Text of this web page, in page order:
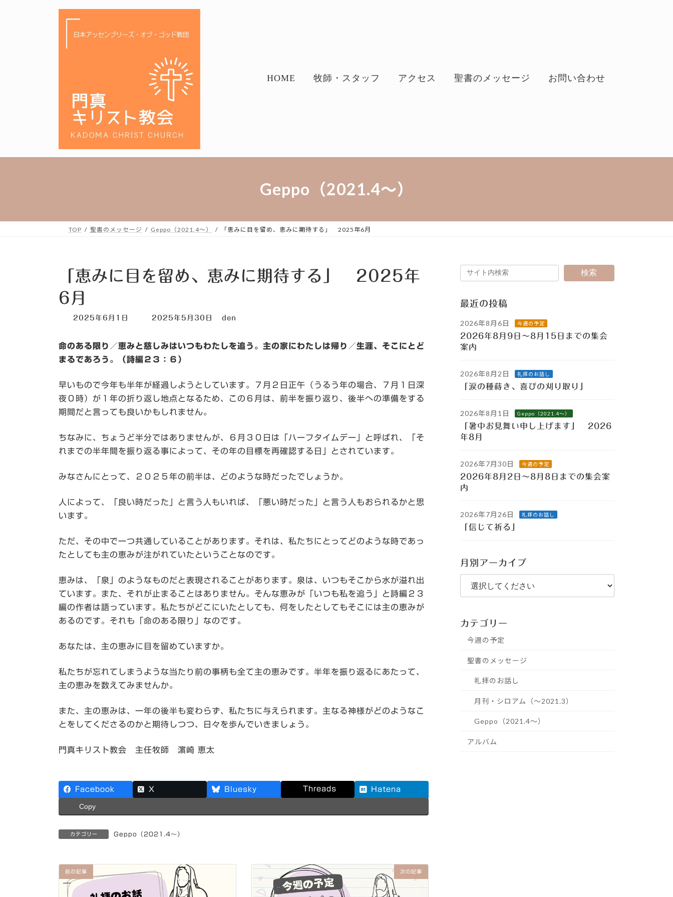
HOME 牧師・スタッフ アクセス 聖書のメッセージ お問い合わせ
Geppo（2021.4～）
TOP 聖書のメッセージ Geppo（2021.4～） 「恵みに目を留め、恵みに期待する」 2025年6月
「恵みに目を留め、恵みに期待する」 2025年
6月
2025年6月1日
最
新
日
時
2025年5月30日 den
命のある限り／恵みと慈しみはいつもわたしを追う。主の家にわたしは帰り／生涯、そこにとど
まるであろう。（詩編２３：６）
早いもので今年も半年が経過しようとしています。７月２日正午（うるう年の場合、７月１日深
夜０時）が１年の折り返し地点となるため、この６月は、前半を振り返り、後半への準備をする
期間だと言っても良いかもしれません。
ちなみに、ちょうど半分ではありませんが、６月３０日は「ハーフタイムデー」と呼ばれ、「そ
れまでの半年間を振り返る事によって、その年の目標を再確認する日」とされています。
みなさんにとって、２０２５年の前半は、どのような時だったでしょうか。
人によって、「良い時だった」と言う人もいれば、「悪い時だった」と言う人もおられるかと思
います。
ただ、その中で一つ共通していることがあります。それは、私たちにとってどのような時であっ
たとしても主の恵みが注がれていたということなのです。
恵みは、「泉」のようなものだと表現されることがあります。泉は、いつもそこから水が溢れ出
ています。また、それが止まることはありません。そんな恵みが「いつも私を追う」と詩編２３
編の作者は語っています。私たちがどこにいたとしても、何をしたとしてもそこには主の恵みが
あるのです。それも「命のある限り」なのです。
あなたは、主の恵みに目を留めていますか。
私たちが忘れてしまうような当たり前の事柄も全て主の恵みです。半年を振り返るにあたって、
主の恵みを数えてみませんか。
また、主の恵みは、一年の後半も変わらず、私たちに与えられます。主なる神様がどのようなこ
とをしてくださるのかと期待しつつ、日々を歩んでいきましょう。
門真キリスト教会 主任牧師 濵崎 恵太
Facebook X Bluesky Threads Hatena
Copy
カテゴリー Geppo（2021.4～）
前の記事 次の記事
検索
最近の投稿
2026年8月6日 今週の予定
2026年8月9日～8月15日までの集会
案内
2026年8月2日 礼拝のお話し
「涙の種蒔き、喜びの刈り取り」
2026年8月1日 Geppo（2021.4～）
「暑中お見舞い申し上げます」 2026
年8月
2026年7月30日 今週の予定
2026年8月2日～8月8日までの集会案
内
2026年7月26日 礼拝のお話し
「信じて祈る」
月別アーカイブ
カテゴリー
今週の予定
聖書のメッセージ
礼拝のお話し
月刊・シロアム（～2021.3）
Geppo（2021.4～）
アルバム